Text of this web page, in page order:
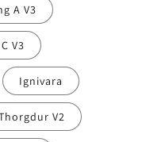
A V3
V3
Ignivara
V2